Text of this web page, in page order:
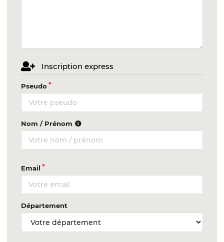
Inscription express
Pseudo
Nom / Prénom
Email
Département